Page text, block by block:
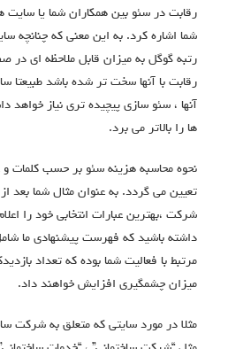
رقابت در سئو بین همکاران شما یا سایت
شما اشاره کرد. به این معنی که چنانچه
رتبه گوگل به میزان قابل ملاحظه ای در
رقابت با آنها سخت تر شده باشد طبیعتا
آنها ، سئو سازی پیچیده تری نیاز خواهد
ها را بالاتر می برد.
نحوه محاسبه هزینه سئو بر حسب کلمات و
تعیین می گردد. به عنوان مثال شما بعد
شرکت ،بهترین عبارات انتخابی خود را
داشته باشید که فهرست پیشنهادی ما
مرتبط با فعالیت شما بوده که تعداد
میزان چشمگیری افزایش خواهند داد.
مثلا در مورد سایتی که متعلق به شرکت